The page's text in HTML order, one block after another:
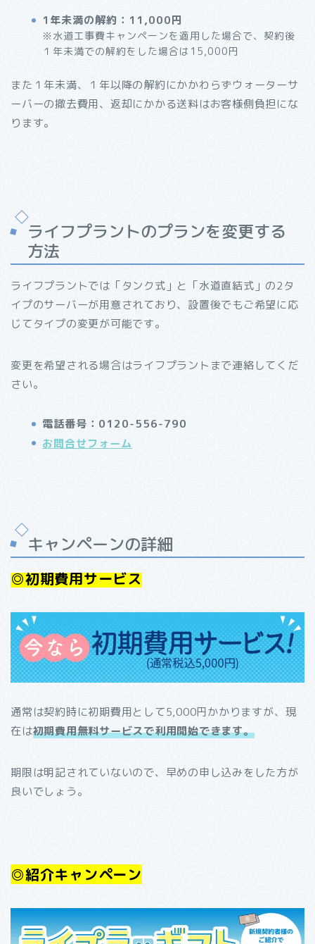
1年未満の解約：11,000円
※水道工事費キャンペーンを適用した場合で、契約後
１年未満での解約をした場合は15,000円
また１年未満、１年以降の解約にかかわらずウォーターサ
ーバーの撤去費用、返却にかかる送料はお客様側負担にな
ります。
ライフプラントのプランを変更する
方法
ライフプラントでは「タンク式」と「水道直結式」の2タ
イプのサーバーが用意されており、設置後でもご希望に応
じてタイプの変更が可能です。
変更を希望される場合はライフプラントまで連絡してくだ
さい。
電話番号：0120-556-790
お問合せフォーム
キャンペーンの詳細
◎初期費用サービス
通常は契約時に初期費用として5,000円かかりますが、現
在は初期費用無料サービスで利用開始できます。
期限は明記されていないので、早めの申し込みをした方が
良いでしょう。
◎紹介キャンペーン